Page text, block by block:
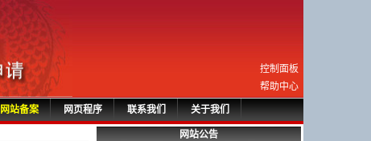
控制面板
帮助中心
网站备案 网页程序 联系我们 关于我们
网站公告